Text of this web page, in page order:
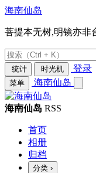
海南仙岛
菩提本无树,明镜亦非
统计
时光机 登录
菜单 海南仙岛
海南仙岛 RSS
首页
相册
归档
分类 ›